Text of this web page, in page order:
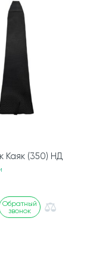
Каяк (350) НД
Обратный
звонок